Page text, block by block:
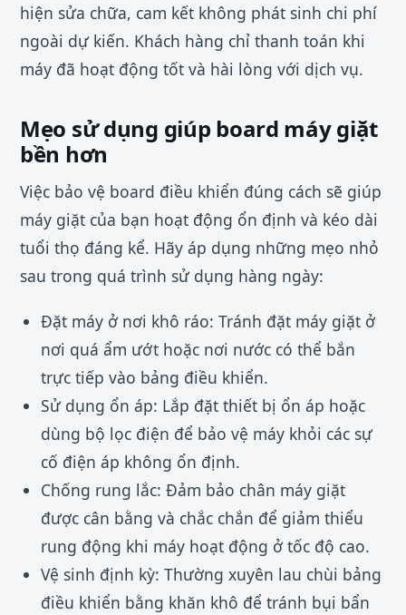
hiện sửa chữa, cam kết không phát sinh chi phí
ngoài dự kiến. Khách hàng chỉ thanh toán khi
máy đã hoạt động tốt và hài lòng với dịch vụ.
Mẹo sử dụng giúp board máy giặt
bền hơn
Việc bảo vệ board điều khiển đúng cách sẽ giúp
máy giặt của bạn hoạt động ổn định và kéo dài
tuổi thọ đáng kể. Hãy áp dụng những mẹo nhỏ
sau trong quá trình sử dụng hàng ngày:
Đặt máy ở nơi khô ráo: Tránh đặt máy giặt ở
nơi quá ẩm ướt hoặc nơi nước có thể bắn
trực tiếp vào bảng điều khiển.
Sử dụng ổn áp: Lắp đặt thiết bị ổn áp hoặc
dùng bộ lọc điện để bảo vệ máy khỏi các sự
cố điện áp không ổn định.
Chống rung lắc: Đảm bảo chân máy giặt
được cân bằng và chắc chắn để giảm thiểu
rung động khi máy hoạt động ở tốc độ cao.
Vệ sinh định kỳ: Thường xuyên lau chùi bảng
điều khiển bằng khăn khô để tránh bụi bẩn